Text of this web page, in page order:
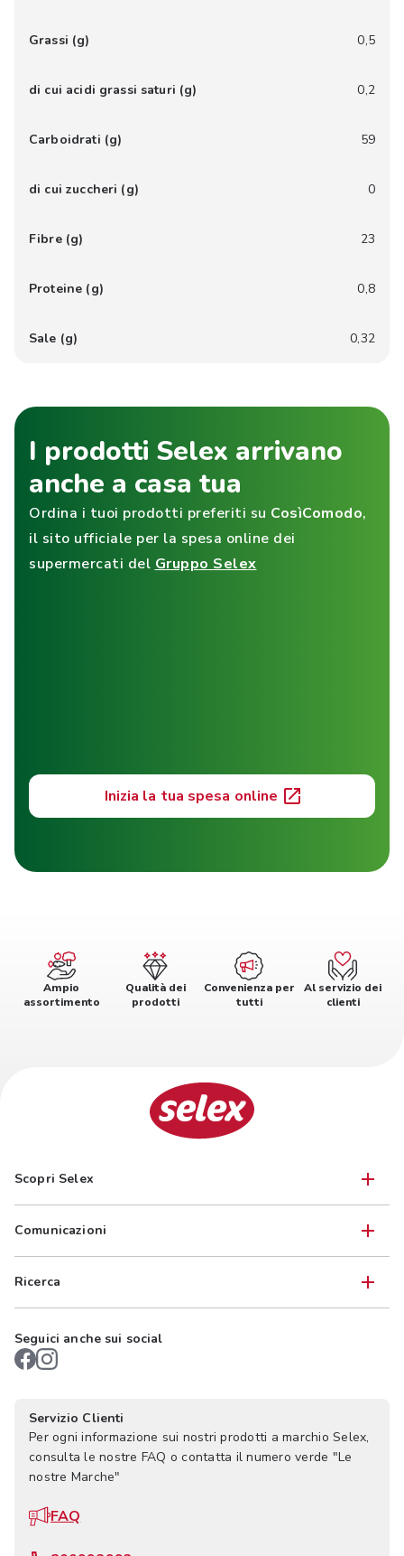
Grassi (g) 0,5
di cui acidi grassi saturi (g) 0,2
Carboidrati (g) 59
di cui zuccheri (g) 0
Fibre (g) 23
Proteine (g) 0,8
Sale (g) 0,32
I prodotti Selex arrivano
anche a casa tua
Ordina i tuoi prodotti preferiti su CosìComodo,
il sito ufficiale per la spesa online dei
supermercati del Gruppo Selex
Inizia la tua spesa online
Ampio
assortimento
Qualità dei
prodotti
Convenienza per
tutti
Al servizio dei
clienti
Scopri Selex
Comunicazioni
Ricerca
Seguici anche sui social
Servizio Clienti
Per ogni informazione sui nostri prodotti a marchio Selex,
consulta le nostre FAQ o contatta il numero verde "Le
nostre Marche"
FAQ